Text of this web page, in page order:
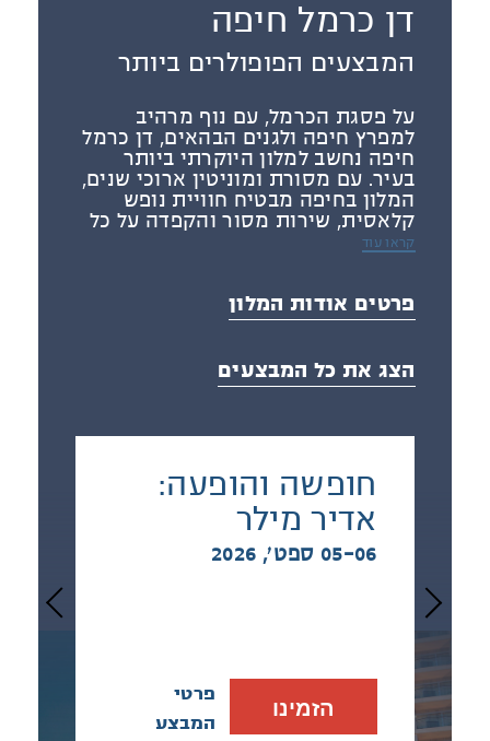
דן כרמל חיפה
המבצעים הפופולרים ביותר
על פסגת הכרמל, עם נוף מרהיב
למפרץ חיפה ולגנים הבהאים, דן כרמל
חיפה נחשב למלון היוקרתי ביותר
בעיר. עם מסורת ומוניטין ארוכי שנים,
המלון בחיפה מבטיח חוויית נופש
קלאסית, שירות מסור והקפדה על כל
פרט.
קראו עוד
פרטים אודות המלון
הצג את כל המבצעים
חופשה והופעה:
אדיר מילר
05-06 ספט׳, 2026
הזמינו
פרטי
המבצע